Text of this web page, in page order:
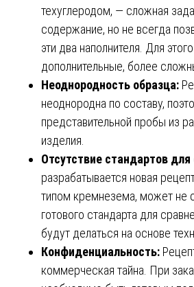
техуглеродом, — сложная
содержание, но не всегда
эти два наполнителя. Для
дополнительные, более
Неоднородность образца:
неоднородна по составу,
представительной пробы из
изделия.
Отсутствие стандартов для
разрабатывается новая
типом кремнезема, может не
готового стандарта для
будут делаться на основе
Конфиденциальность:
коммерческая тайна. При